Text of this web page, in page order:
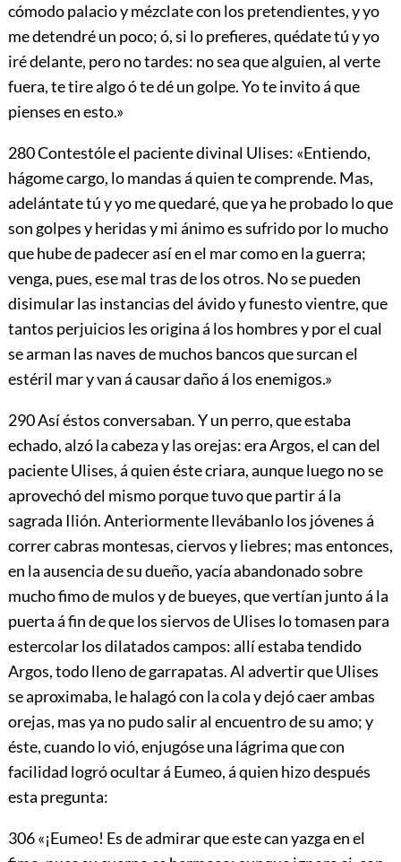
cómodo palacio y mézclate con los pretendientes, y yo
me detendré un poco; ó, si lo prefieres, quédate tú y yo
iré delante, pero no tardes: no sea que alguien, al verte
fuera, te tire algo ó te dé un golpe. Yo te invito á que
pienses en esto.»
280Contestóle el paciente divinal Ulises: «Entiendo,
hágome cargo, lo mandas á quien te comprende. Mas,
adelántate tú y yo me quedaré, que ya he probado lo que
son golpes y heridas y mi ánimo es sufrido por lo mucho
que hube de padecer así en el mar como en la guerra;
venga, pues, ese mal tras de los otros. No se pueden
disimular las instancias del ávido y funesto vientre, que
tantos perjuicios les origina á los hombres y por el cual
se arman las naves de muchos bancos que surcan el
estéril mar y van á causar daño á los enemigos.»
290Así éstos conversaban. Y un perro, que estaba
echado, alzó la cabeza y las orejas: era Argos, el can del
paciente Ulises, á quien éste criara, aunque luego no se
aprovechó del mismo porque tuvo que partir á la
sagrada Ilión. Anteriormente llevábanlo los jóvenes á
correr cabras montesas, ciervos y liebres; mas entonces,
en la ausencia de su dueño, yacía abandonado sobre
mucho fimo de mulos y de bueyes, que vertían junto á la
puerta á fin de que los siervos de Ulises lo tomasen para
estercolar los dilatados campos: allí estaba tendido
Argos, todo lleno de garrapatas. Al advertir que Ulises
se aproximaba, le halagó con la cola y dejó caer ambas
orejas, mas ya no pudo salir al encuentro de su amo; y
éste, cuando lo vió, enjugóse una lágrima que con
facilidad logró ocultar á Eumeo, á quien hizo después
esta pregunta:
306«¡Eumeo! Es de admirar que este can yazga en el